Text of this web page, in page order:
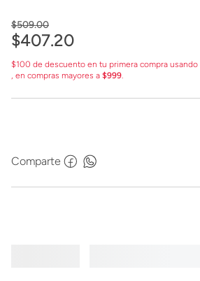
$509.00
$407.20
$100 de descuento en tu primera compra usando
, en compras mayores a $999.
Comparte